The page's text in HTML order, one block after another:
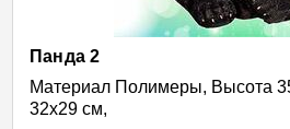
Панда 2
Материал Полимеры, Высота
32х29 см,